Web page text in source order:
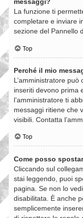
messaggi?
La funzione ti
completare e inviare
sezione del Pannello
Top
Perché il mio
L’amministratore
inseriti devono prima
l’amministratore ti
messaggi ritiene che
visibili. Contatta
Top
Come posso
Cliccando sul
stai leggendo, puoi
pagina. Se non lo
disabilitata. È anche
semplicemente